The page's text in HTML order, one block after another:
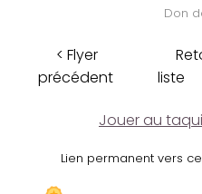
Don
< Flyer
précédent
liste
Jouer au
Lien permanent vers